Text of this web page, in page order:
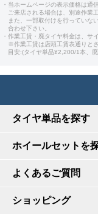
・当ホームページの表示価格は通
ご来店される場合は、別途作業
また、一部取付けを行っていな
合わせ下さい。
・作業工賃・廃タイヤ料金は、サ
※作業工賃は店頭工賃表通りとさ
目安:(タイヤ単品¥2,200/1本、
タイヤ単品を探す
ホイールセットを
よくあるご質問
ショッピング